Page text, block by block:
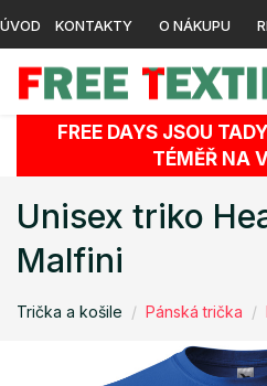
ÚVOD KONTAKTY O NÁKUPU
FREE DAYS JSOU
TÉMĚŘ NA
Unisex triko
Malfini
Trička a košile Pánská trička